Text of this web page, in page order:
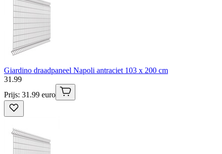
Giardino draadpaneel Napoli antraciet 103 x 200 cm
31 .99
Prijs: 31.99 euro